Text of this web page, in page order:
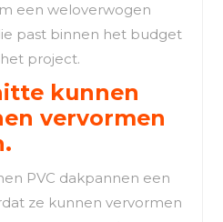
een weloverwogen
past binnen het budget
project.
kunnen
vervormen
PVC dakpannen een
ze kunnen vervormen